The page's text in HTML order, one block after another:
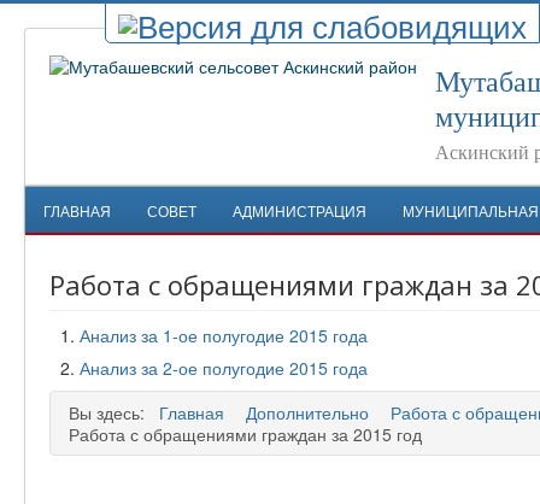
Аскинский
ГЛАВНАЯ СОВЕТ АДМИНИСТРАЦИЯ
Работа с обращениями граждан за
Анализ за 1-ое полугодие 2015 года
Анализ за 2-ое полугодие 2015 года
Вы здесь:
Главная Дополнительно
Работа с
Работа с обращениями граждан за 2015 год